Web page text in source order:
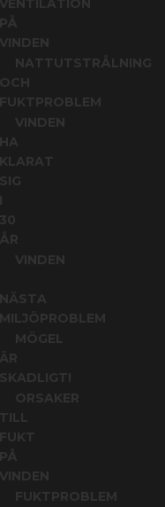
VENTILATION
PÅ
VINDEN
NATTUTSTRÅLNING
OCH
FUKTPROBLEM
VINDEN
HA
KLARAT
30
ÅR
VINDEN
NÄSTA
MILJÖPROBLEM
MÖGEL
ÄR
SKADLIGT!
ORSAKER
FUKT
PÅ
VINDEN
FUKTPROBLEM